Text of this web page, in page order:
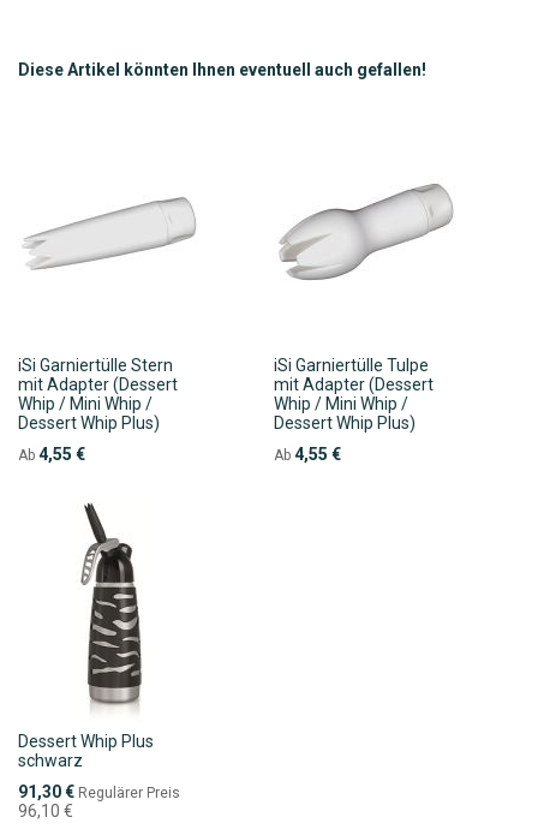
Diese Artikel könnten Ihnen eventuell auch gefallen!
iSi Garniertülle Stern
mit Adapter (Dessert
Whip / Mini Whip /
Dessert Whip Plus)
Ab 4,55 €
iSi Garniertülle Tulpe
mit Adapter (Dessert
Whip / Mini Whip /
Dessert Whip Plus)
Ab 4,55 €
Dessert Whip Plus
schwarz
Sonderpreis
91,30 € Regulärer Preis
96,10 €